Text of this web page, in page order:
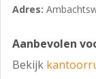
-
­- kabelgoten
­- cv-verwarming
Adres:
Aanbevolen
Bekijk